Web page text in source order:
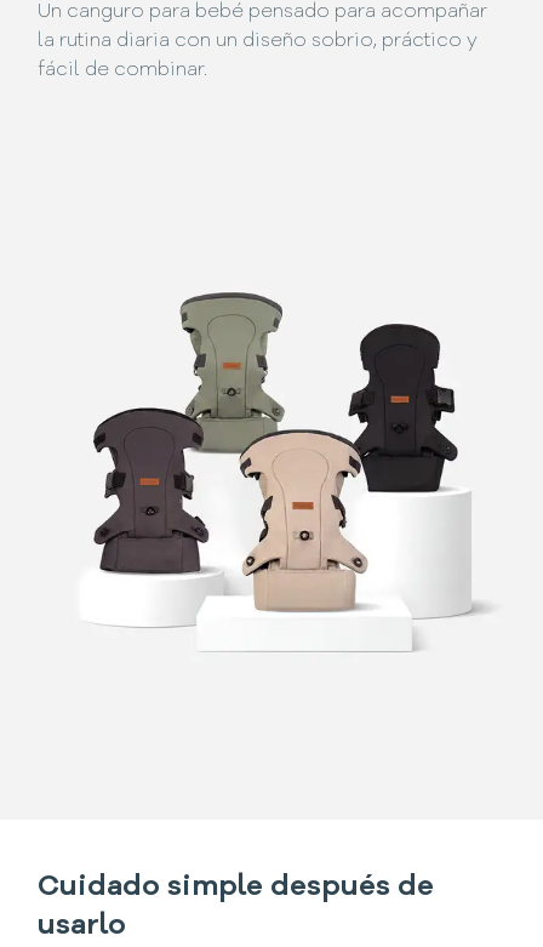
Un canguro para bebé pensado para acompañar
la rutina diaria con un diseño sobrio, práctico y
fácil de combinar.
Cuidado simple después de
usarlo